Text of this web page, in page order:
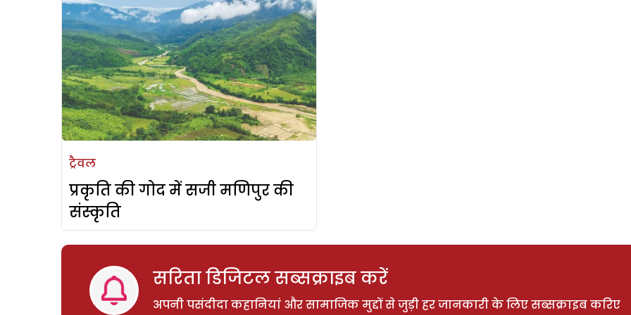
ट्रैवल
प्रकृति की गोद में सजी मणिपुर की
संस्कृति
सरिता डिजिटल सब्सक्राइब करें
अपनी पसंदीदा कहानियां और सामाजिक मुद्दों से जुड़ी हर जानकारी के लिए सब्सक्राइब करिए